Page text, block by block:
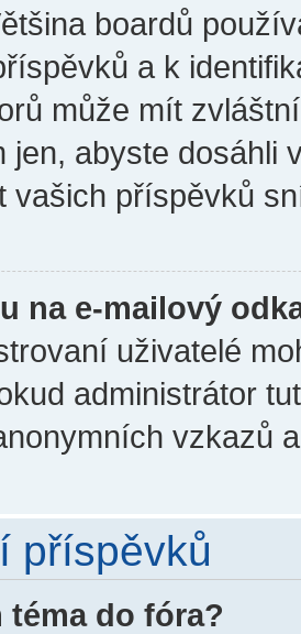
boardů
a k
může mít
jen, abyste dosáhli
vašich příspěvků
na e-mailový
uživatelé
administrátor
vzkazů
příspěvků
téma do fóra?